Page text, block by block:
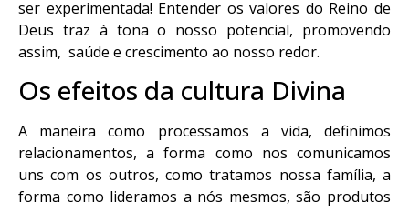
ser experimentada! Entender os valores do Reino de
Deus traz à tona o nosso potencial, promovendo
assim, saúde e crescimento ao nosso redor.
Os efeitos da cultura Divina
A maneira como processamos a vida, definimos
relacionamentos, a forma como nos comunicamos
uns com os outros, como tratamos nossa família, a
forma como lideramos a nós mesmos, são produtos